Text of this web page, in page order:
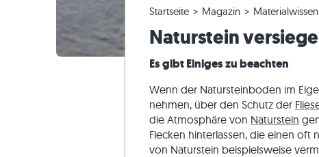
Quarzitfliesen
Marmorfliesen
Antike Fliesen
Beige Fliesen
Graue Fliesen
Kalksteinplatten
Marmorplatten
Quarzitplatten
Beige
Graue
Gneis-
Kalkstein-
Bestellung ändern & Stornieren
Musterversand
Lieferung & Transport
Panoramatour
Gartengestaltung
Wohninspirationen
Marmor
Quarzit
Travertin
Startseite Magazin Materialwissen
Naturstein
Es gibt Einiges zu beachten
Wenn der Natursteinboden im
nehmen, über den Schutz der
die Atmosphäre von Naturstein
Flecken hinterlassen, die einen oft
von Naturstein beispielsweise